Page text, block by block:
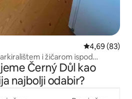
Prosječna
4,69 (83)
i žičarom ispod
Černý Důl kao
najbolji odabir?